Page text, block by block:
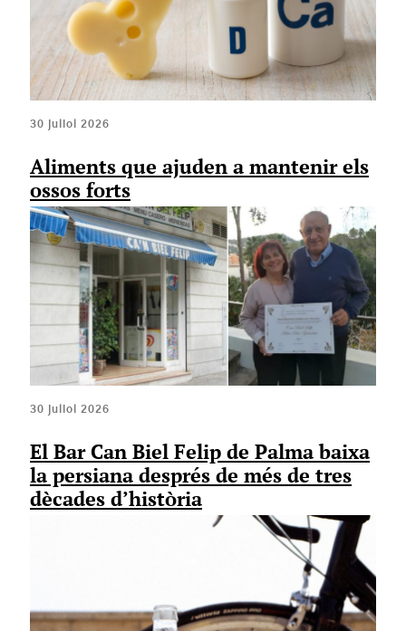
30 juliol 2026
Aliments que ajuden a mantenir els
ossos forts
30 juliol 2026
El Bar Can Biel Felip de Palma baixa
la persiana després de més de tres
dècades d’història